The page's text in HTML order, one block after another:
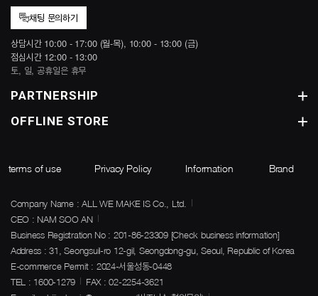
채팅 문의하기
상담시간 10:00 - 17:00 (월-목), 10:00 - 13:00 (금)
점심시간 12:00 - 13:00
토, 일, 공휴일은 휴무
PARTNERSHIP
OFFLINE STORE
terms of use Privacy Policy Information Brand
Company Name : ALL WE MAKE IS Co., Ltd.
CEO : NAM SOO AN
Business Registration No : 201-86-23309 [Check business information]
Address : 31, Seongsuil-ro 12-gil, Seongdong-gu, Seoul, Republic of Korea
E-commerce Permit : 2024-서울성동-0448
TEL : 1600-1279
FAX : 02-2254-3621